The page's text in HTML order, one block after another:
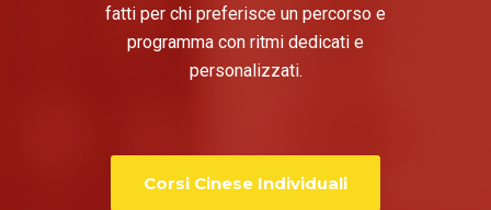
fatti per chi preferisce un percorso e
programma con ritmi dedicati e
personalizzati.
Corsi Cinese Individuali